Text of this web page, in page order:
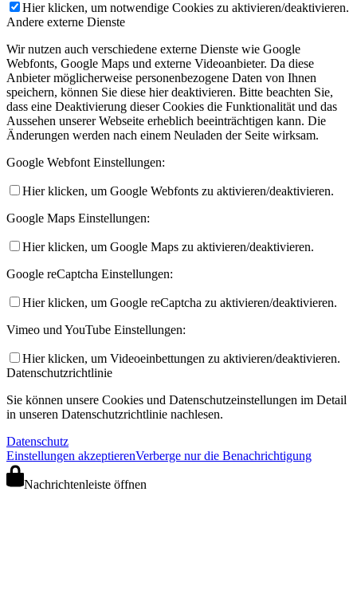
Hier klicken, um notwendige Cookies zu aktivieren/deaktivieren.
Andere externe Dienste
Wir nutzen auch verschiedene externe Dienste wie Google
Webfonts, Google Maps und externe Videoanbieter. Da diese
Anbieter möglicherweise personenbezogene Daten von Ihnen
speichern, können Sie diese hier deaktivieren. Bitte beachten Sie,
dass eine Deaktivierung dieser Cookies die Funktionalität und das
Aussehen unserer Webseite erheblich beeinträchtigen kann. Die
Änderungen werden nach einem Neuladen der Seite wirksam.
Google Webfont Einstellungen:
Hier klicken, um Google Webfonts zu aktivieren/deaktivieren.
Google Maps Einstellungen:
Hier klicken, um Google Maps zu aktivieren/deaktivieren.
Google reCaptcha Einstellungen:
Hier klicken, um Google reCaptcha zu aktivieren/deaktivieren.
Vimeo und YouTube Einstellungen:
Hier klicken, um Videoeinbettungen zu aktivieren/deaktivieren.
Datenschutzrichtlinie
Sie können unsere Cookies und Datenschutzeinstellungen im Detail
in unseren Datenschutzrichtlinie nachlesen.
Datenschutz
Einstellungen akzeptierenVerberge nur die Benachrichtigung
Nachrichtenleiste öffnen